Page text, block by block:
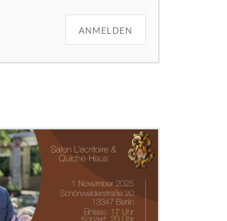
ANMELDEN